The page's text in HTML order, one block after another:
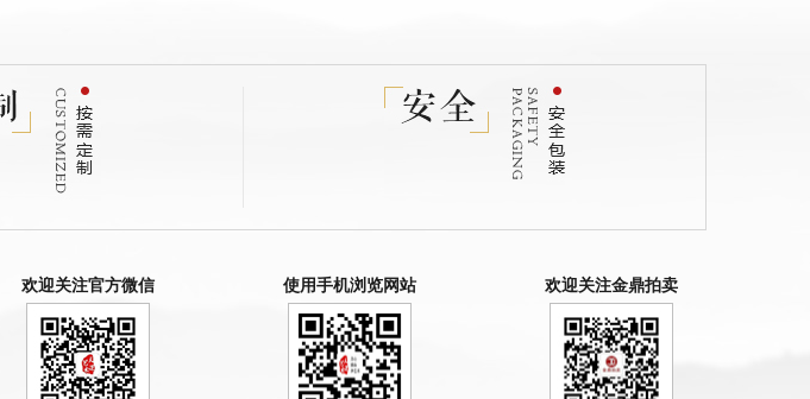
欢迎关注官方微信 使用手机浏览网站 欢迎关注金鼎拍卖